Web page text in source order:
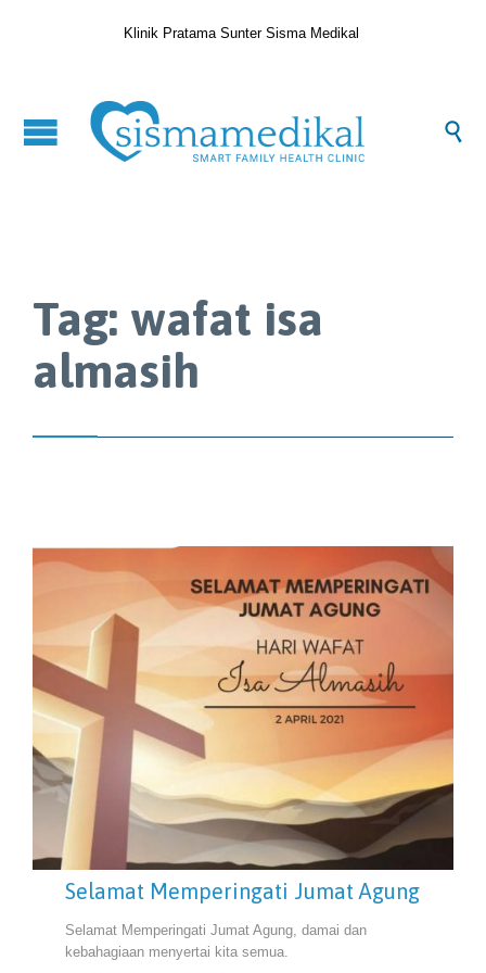
Klinik Pratama Sunter Sisma Medikal

Tag: wafat isa
almasih
Selamat Memperingati Jumat Agung
Selamat Memperingati Jumat Agung, damai dan
kebahagiaan menyertai kita semua.